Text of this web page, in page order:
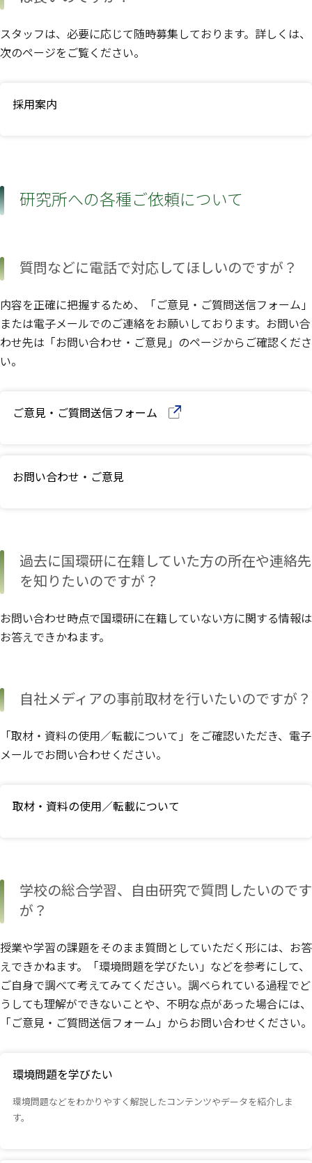
スタッフは、必要に応じて随時募集しております。詳しくは、
次のページをご覧ください。
採用案内
研究所への各種ご依頼について
質問などに電話で対応してほしいのですが？
内容を正確に把握するため、「ご意見・ご質問送信フォーム」
または電子メールでのご連絡をお願いしております。お問い合
わせ先は「お問い合わせ・ご意見」のページからご確認くださ
い。
ご意見・ご質問送信フォーム
お問い合わせ・ご意見
過去に国環研に在籍していた方の所在や連絡先
を知りたいのですが？
お問い合わせ時点で国環研に在籍していない方に関する情報は
お答えできかねます。
自社メディアの事前取材を行いたいのですが？
「取材・資料の使用／転載について」をご確認いただき、電子
メールでお問い合わせください。
取材・資料の使用／転載について
学校の総合学習、自由研究で質問したいのです
が？
授業や学習の課題をそのまま質問としていただく形には、お答
えできかねます。「環境問題を学びたい」などを参考にして、
ご自身で調べて考えてみてください。調べられている過程でど
うしても理解ができないことや、不明な点があった場合には、
「ご意見・ご質問送信フォーム」からお問い合わせください。
環境問題を学びたい
環境問題などをわかりやすく解説したコンテンツやデータを紹介しま
す。